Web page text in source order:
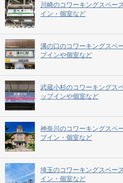
川崎のコワーキングスペー
イン・個室など
溝の口のコワーキングスペ
プインや個室など
武蔵小杉のコワーキングス
ップインや個室など
神奈川のコワーキングスペ
プイン・個室など
埼玉のコワーキングスペー
イン・個室など